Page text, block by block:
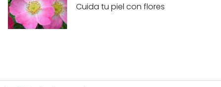
Cuida tu piel con flores